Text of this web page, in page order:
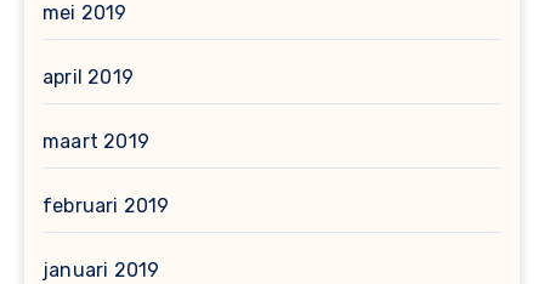
mei 2019
april 2019
maart 2019
februari 2019
januari 2019